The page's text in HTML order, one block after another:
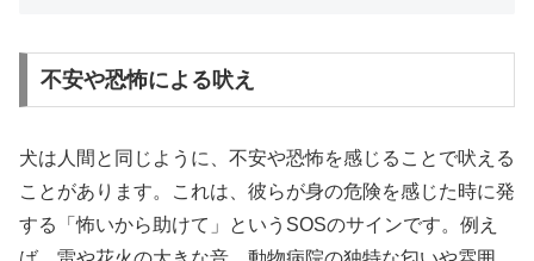
不安や恐怖による吠え
犬は人間と同じように、不安や恐怖を感じることで吠える
ことがあります。これは、彼らが身の危険を感じた時に発
する「怖いから助けて」というSOSのサインです。例え